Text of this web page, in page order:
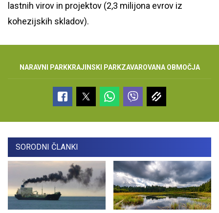
lastnih virov in projektov (2,3 milijona evrov iz
kohezijskih skladov).
NARAVNI PARKKRAJINSKI PARKZAVAROVANA OBMOČJA
SORODNI ČLANKI